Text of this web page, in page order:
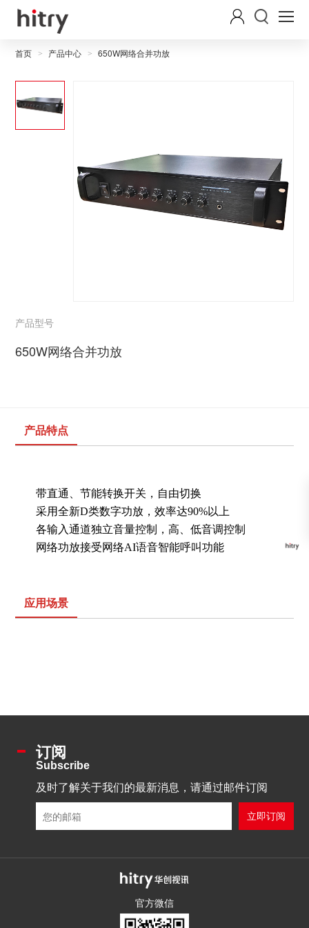
首页 > 产品中心 > 650W网络合并功放
产品型号
650W网络合并功放
产品特点
带直通、节能转换开关，自由切换
采用全新D类数字功放，效率达90%以上
各输入通道独立音量控制，高、低音调控制
网络功放接受网络AI语音智能呼叫功能
应用场景
订阅
Subscribe
及时了解关于我们的最新消息，请通过邮件订阅
官方微信